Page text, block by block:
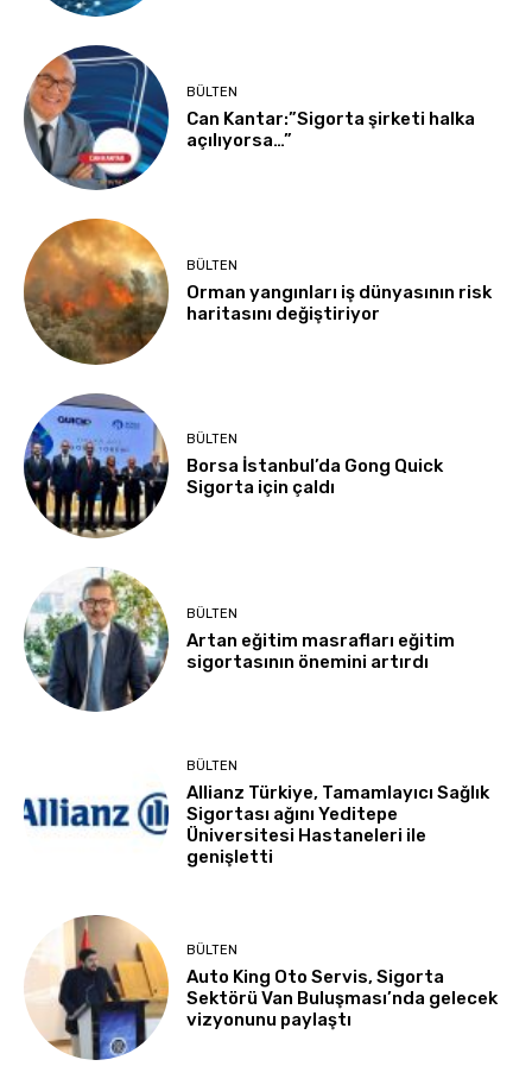
BÜLTEN
Can Kantar:”Sigorta şirketi halka
açılıyorsa…”
BÜLTEN
Orman yangınları iş dünyasının risk
haritasını değiştiriyor
BÜLTEN
Borsa İstanbul’da Gong Quick
Sigorta için çaldı
BÜLTEN
Artan eğitim masrafları eğitim
sigortasının önemini artırdı
BÜLTEN
Allianz Türkiye, Tamamlayıcı Sağlık
Sigortası ağını Yeditepe
Üniversitesi Hastaneleri ile
genişletti
BÜLTEN
Auto King Oto Servis, Sigorta
Sektörü Van Buluşması’nda gelecek
vizyonunu paylaştı